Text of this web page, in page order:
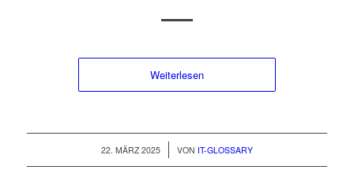
Weiterlesen
22. MÄRZ 2025
/ VON IT-GLOSSARY